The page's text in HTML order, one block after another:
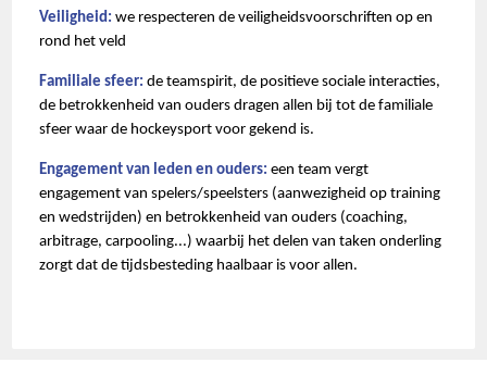
Veiligheid: we respecteren de veiligheidsvoorschriften op en
rond het veld
Familiale sfeer: de teamspirit, de positieve sociale interacties,
de betrokkenheid van ouders dragen allen bij tot de familiale
sfeer waar de hockeysport voor gekend is.
Engagement van leden en ouders: een team vergt
engagement van spelers/speelsters (aanwezigheid op training
en wedstrijden) en betrokkenheid van ouders (coaching,
arbitrage, carpooling...) waarbij het delen van taken onderling
zorgt dat de tijdsbesteding haalbaar is voor allen.